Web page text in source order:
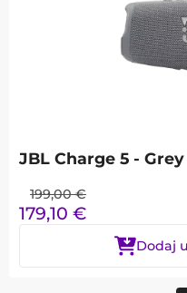
JBL Charge 5 - Grey
199,00 €
179,10 €
Dodaj